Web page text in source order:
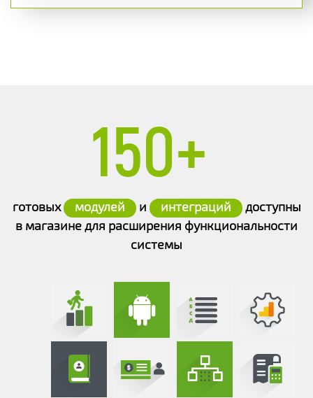
150+
готовых модулей и интеграций
доступны
в магазине для расширения функциональности
системы